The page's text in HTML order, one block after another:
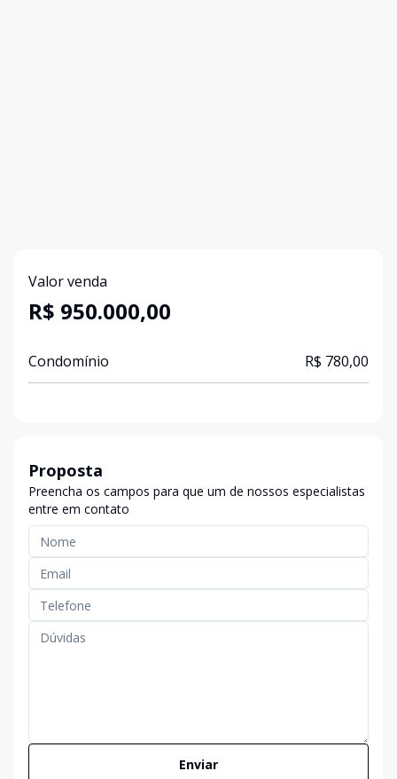
Valor venda
R$ 950.000,00
Condomínio R$ 780,00
Proposta
Preencha os campos para que um de nossos especialistas
entre em contato
Enviar